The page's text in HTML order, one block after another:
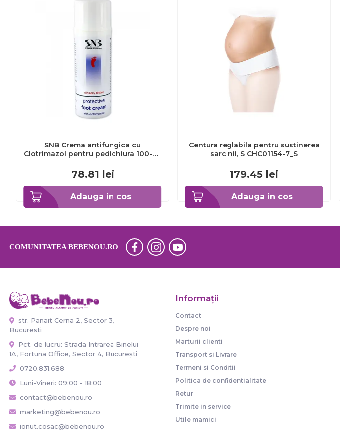
Adauga in cos
SNB Crema antifungica cu
Clotrimazol pentru pedichiura 100-ml
78.81 lei
Adauga in cos
Centura reglabila pentru sustinerea
sarcinii, S CHC01154-7_S
179.45 lei
COMUNITATEA BEBENOU.RO
str. Panait Cerna 2, Sector 3,
Bucuresti
Pct. de lucru: Strada Intrarea Binelui
1A, Fortuna Office, Sector 4, București
0720.831.688
Luni-Vineri: 09:00 - 18:00
contact@bebenou.ro
marketing@bebenou.ro
ionut.cosac@bebenou.ro
Informaţii
Contact
Despre noi
Marturii clienti
Transport si Livrare
Termeni si Conditii
Politica de confidentialitate
Retur
Trimite in service
Utile mamici